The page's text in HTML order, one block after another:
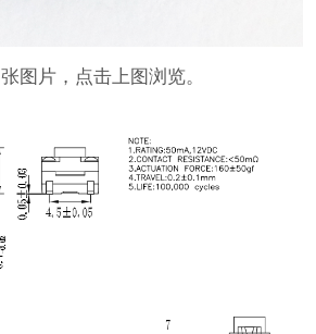
张图片，点击上图浏览。